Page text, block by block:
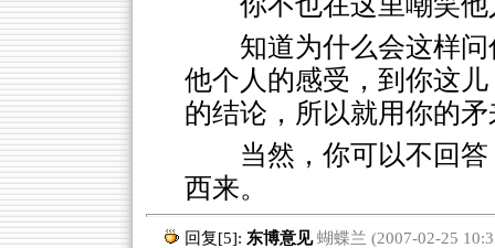
知道为什么会这样
他个人的感受，到你这
的结论，所以就用你的
当然，你可以不回
西来。
回复[5]: 东博意见 蝴蝶兰 (2007-02-25